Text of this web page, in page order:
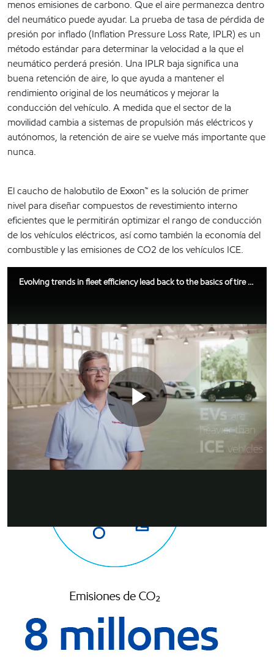
menos emisiones de carbono. Que el aire permanezca dentro
del neumático puede ayudar. La prueba de tasa de pérdida de
presión por inflado (Inflation Pressure Loss Rate, IPLR) es un
método estándar para determinar la velocidad a la que el
neumático perderá presión. Una IPLR baja significa una
buena retención de aire, lo que ayuda a mantener el
rendimiento original de los neumáticos y mejorar la
conducción del vehículo. A medida que el sector de la
movilidad cambia a sistemas de propulsión más eléctricos y
autónomos, la retención de aire se vuelve más importante que
nunca.
El caucho de halobutilo de Exxon™ es la solución de primer
nivel para diseñar compuestos de revestimiento interno
eficientes que le permitirán optimizar el rango de conducción
de los vehículos eléctricos, así como también la economía del
combustible y las emisiones de CO2 de los vehículos ICE.
Evolving trends in fleet efficiency lead back to the basics of tire pressure
Play